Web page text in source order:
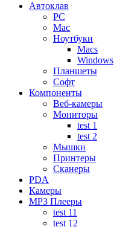
Автоклав
PC
Mac
Ноутбуки
Macs
Windows
Планшеты
Софт
Компоненты
Веб-камеры
Мониторы
test 1
test 2
Мышки
Принтеры
Сканеры
PDA
Камеры
MP3 Плееры
test 11
test 12